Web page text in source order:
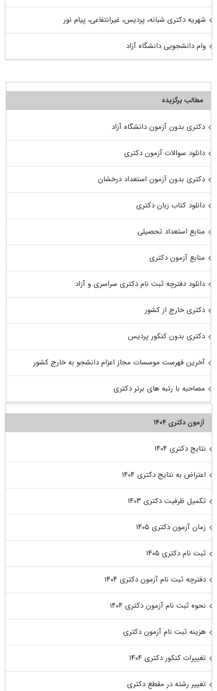
شهریه دکتری شبانه، پردیس، غیرانتفاعی، پیام نور
وام دانشجویی دانشگاه آزاد
مطالب برگزیده
دکتری بدون آزمون دانشگاه آزاد
دانلود سوالات آزمون دکتری
دکتری بدون آزمون استعداد درخشان
دانلود کتاب زبان دکتری
منابع استعداد تحصیلی
منابع آزمون دکتری
دانلود دفترچه ثبت نام دکتری سراسری و آزاد
دکتری خارج از کشور
دکتری بدون کنکور پردیس
آخرین فهرست موسسات مجاز اعزام دانشجو به خارج کشور
مصاحبه با رتبه های برتر دکتری
آزمون دکتری ۱۴۰۴
نتایج دکتری ۱۴۰۴
اعتراض به نتایج دکتری ۱۴۰۴
تکمیل ظرفیت دکتری ۱۴۰۳
زمان آزمون دکتری ۱۴۰۵
ثبت نام دکتری ۱۴۰۵
دفترچه ثبت نام آزمون دکتری ۱۴۰۴
نحوه ثبت نام آزمون دکتری ۱۴۰۴
هزینه ثبت نام آزمون دکتری
تغییرات کنکور دکتری ۱۴۰۴
تغییر رشته در مقطع دکتری